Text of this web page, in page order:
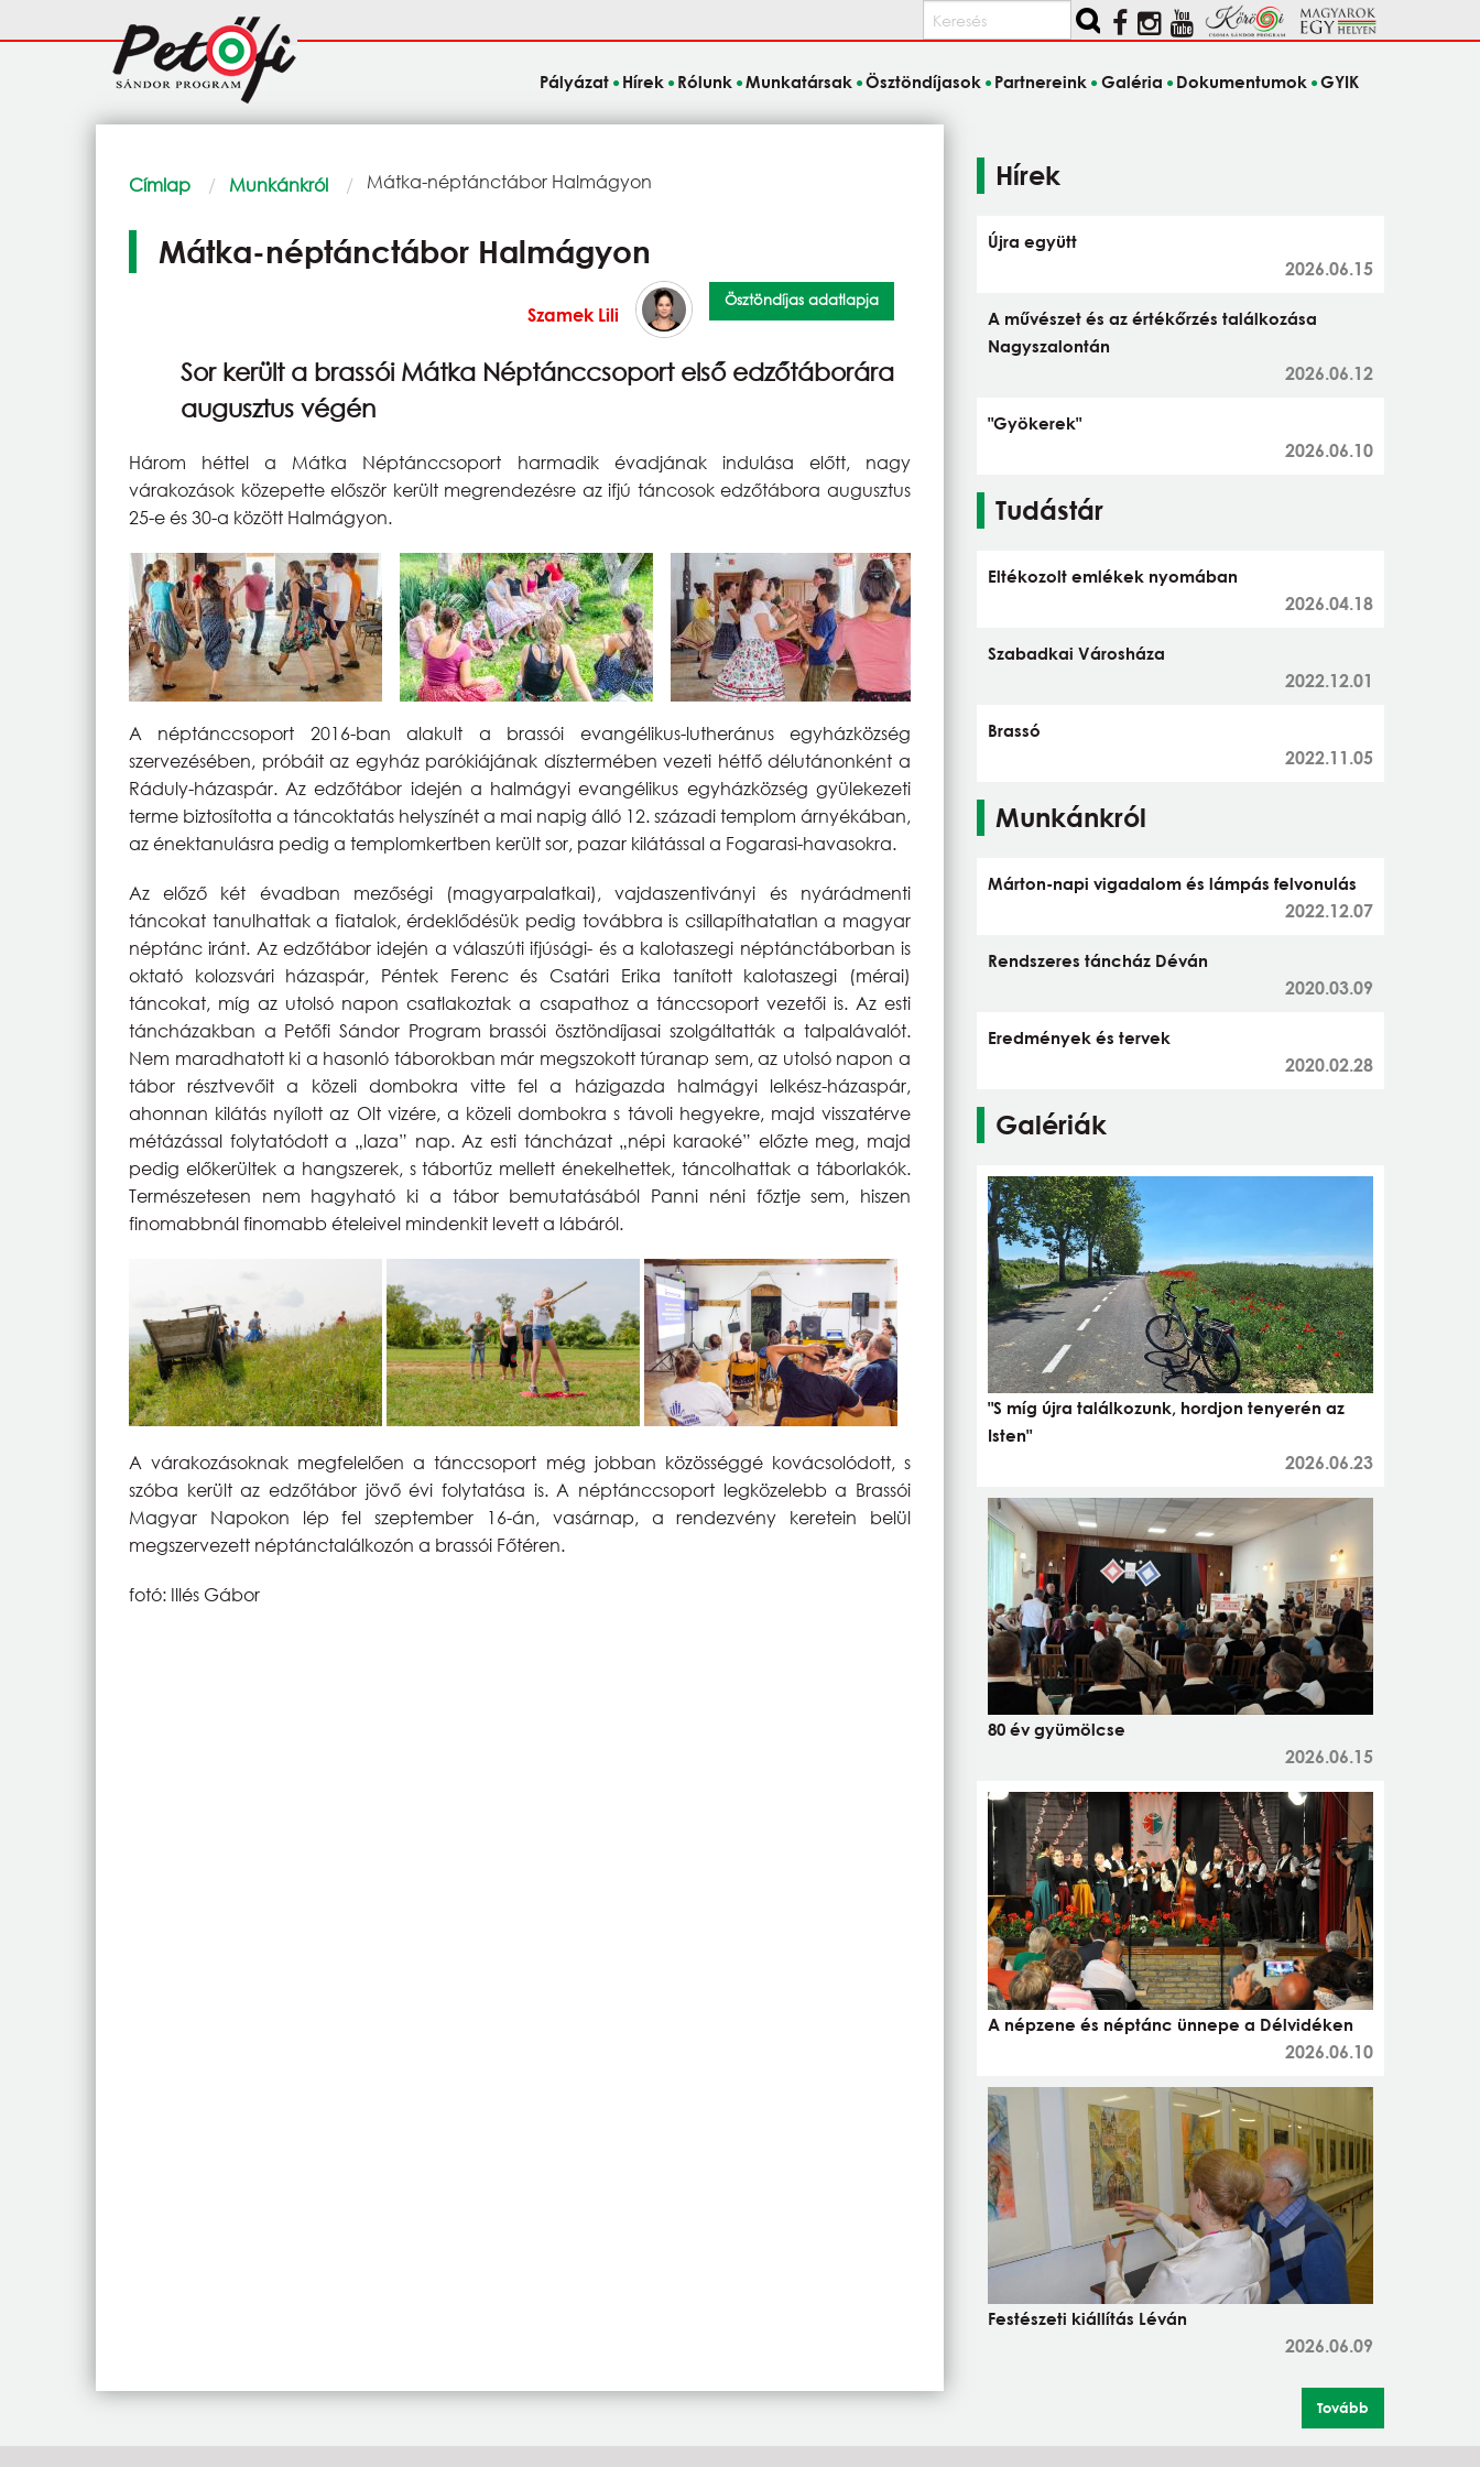
Keresés
Fő
navigáció
Pályázat Hírek Rólunk Munkatársak Ösztöndíjasok Partnereink Galéria Dokumentumok GYIK
Morzsa
Címlap Munkánkról Current:
Mátka-néptánctábor Halmágyon
Mátka-néptánctábor Halmágyon
Szamek Lili
Ösztöndíjas adatlapja
Sor került a brassói Mátka Néptánccsoport első edzőtáborára
augusztus végén
Három héttel a Mátka Néptánccsoport harmadik évadjának indulása előtt, nagy
várakozások közepette először került megrendezésre az ifjú táncosok edzőtábora augusztus
25-e és 30-a között Halmágyon.
A néptánccsoport 2016-ban alakult a brassói evangélikus-lutheránus egyházközség
szervezésében, próbáit az egyház parókiájának dísztermében vezeti hétfő délutánonként a
Ráduly-házaspár. Az edzőtábor idején a halmágyi evangélikus egyházközség gyülekezeti
terme biztosította a táncoktatás helyszínét a mai napig álló 12. századi templom árnyékában,
az énektanulásra pedig a templomkertben került sor, pazar kilátással a Fogarasi-havasokra.
Az előző két évadban mezőségi (magyarpalatkai), vajdaszentiványi és nyárádmenti
táncokat tanulhattak a fiatalok, érdeklődésük pedig továbbra is csillapíthatatlan a magyar
néptánc iránt. Az edzőtábor idején a válaszúti ifjúsági- és a kalotaszegi néptánctáborban is
oktató kolozsvári házaspár, Péntek Ferenc és Csatári Erika tanított kalotaszegi (mérai)
táncokat, míg az utolsó napon csatlakoztak a csapathoz a tánccsoport vezetői is. Az esti
táncházakban a Petőfi Sándor Program brassói ösztöndíjasai szolgáltatták a talpalávalót.
Nem maradhatott ki a hasonló táborokban már megszokott túranap sem, az utolsó napon a
tábor résztvevőit a közeli dombokra vitte fel a házigazda halmágyi lelkész-házaspár,
ahonnan kilátás nyílott az Olt vizére, a közeli dombokra s távoli hegyekre, majd visszatérve
métázással folytatódott a „laza” nap. Az esti táncházat „népi karaoké” előzte meg, majd
pedig előkerültek a hangszerek, s tábortűz mellett énekelhettek, táncolhattak a táborlakók.
Természetesen nem hagyható ki a tábor bemutatásából Panni néni főztje sem, hiszen
finomabbnál finomabb ételeivel mindenkit levett a lábáról.
A várakozásoknak megfelelően a tánccsoport még jobban közösséggé kovácsolódott, s
szóba került az edzőtábor jövő évi folytatása is. A néptánccsoport legközelebb a Brassói
Magyar Napokon lép fel szeptember 16-án, vasárnap, a rendezvény keretein belül
megszervezett néptánctalálkozón a brassói Főtéren.
fotó: Illés Gábor
Hírek
Újra együtt
2026.06.15
A művészet és az értékőrzés találkozása
Nagyszalontán
2026.06.12
"Gyökerek"
2026.06.10
Tudástár
Eltékozolt emlékek nyomában
2026.04.18
Szabadkai Városháza
2022.12.01
Brassó
2022.11.05
Munkánkról
Márton-napi vigadalom és lámpás felvonulás
2022.12.07
Rendszeres táncház Déván
2020.03.09
Eredmények és tervek
2020.02.28
Galériák
"S míg újra találkozunk, hordjon tenyerén az
Isten"
2026.06.23
80 év gyümölcse
2026.06.15
A népzene és néptánc ünnepe a Délvidéken
2026.06.10
Festészeti kiállítás Léván
2026.06.09
Tovább